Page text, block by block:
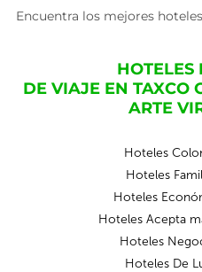
Encuentra los mejores
HOTELES
DE VIAJE EN TAXCO
ARTE
Hoteles
Hoteles
Hoteles
Hoteles Acepta
Hoteles
Hoteles De